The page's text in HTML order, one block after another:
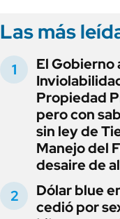
Las más
El Gobierno
Propiedad
pero con
sin ley de
Manejo del
desaire de
Dólar blue
cedió por